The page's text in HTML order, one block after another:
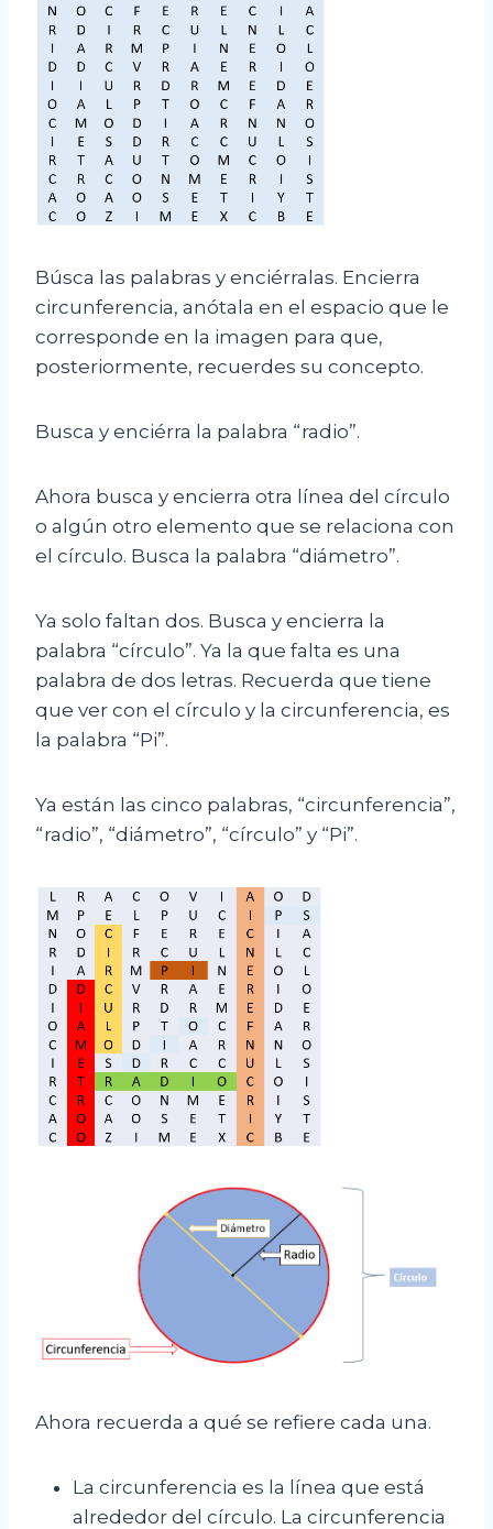
Búsca las palabras y enciérralas. Encierra
circunferencia, anótala en el espacio que le
corresponde en la imagen para que,
posteriormente, recuerdes su concepto.
Busca y enciérra la palabra “radio”.
Ahora busca y encierra otra línea del círculo
o algún otro elemento que se relaciona con
el círculo. Busca la palabra “diámetro”.
Ya solo faltan dos. Busca y encierra la
palabra “círculo”. Ya la que falta es una
palabra de dos letras. Recuerda que tiene
que ver con el círculo y la circunferencia, es
la palabra “Pi”.
Ya están las cinco palabras, “circunferencia”,
“radio”, “diámetro”, “círculo” y “Pi”.
Ahora recuerda a qué se refiere cada una.
La circunferencia es la línea que está
alrededor del círculo. La circunferencia